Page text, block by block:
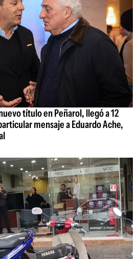
título en Peñarol, llegó a 12
mensaje a Eduardo Ache,